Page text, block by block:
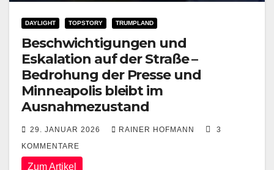
DAYLIGHT TOPSTORY TRUMPLAND
Beschwichtigungen und
Eskalation auf der Straße –
Bedrohung der Presse und
Minneapolis bleibt im
Ausnahmezustand
29. JANUAR 2026 RAINER HOFMANN
3
KOMMENTARE
Zum Artikel